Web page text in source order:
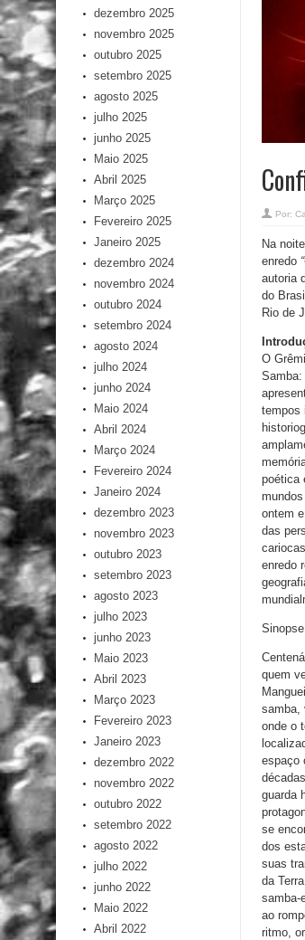
Por:
Na
enredo “
autoria
do
Rio de
O
tempos
poética
ontem
das
enredo
quem
samba,
onde o
espaço
guarda
se
dos
suas
da
samba-
ao
ritmo,
dezembro 2025
novembro 2025
outubro 2025
setembro 2025
agosto 2025
julho 2025
junho 2025
Maio 2025
Abril 2025
Março 2025
Fevereiro 2025
Janeiro 2025
dezembro 2024
novembro 2024
outubro 2024
setembro 2024
agosto 2024
julho 2024
junho 2024
Maio 2024
Abril 2024
Março 2024
Fevereiro 2024
Janeiro 2024
dezembro 2023
novembro 2023
outubro 2023
setembro 2023
agosto 2023
julho 2023
junho 2023
Maio 2023
Abril 2023
Março 2023
Fevereiro 2023
Janeiro 2023
dezembro 2022
novembro 2022
outubro 2022
setembro 2022
agosto 2022
julho 2022
junho 2022
Maio 2022
Abril 2022